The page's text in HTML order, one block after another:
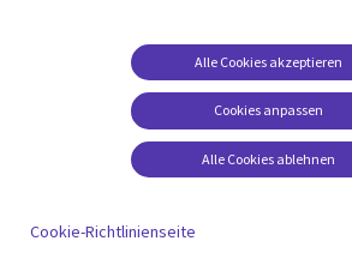
GERMANY
Cookies anpassen
Alle Cookies akzeptieren
Alle Cookies ablehnen
Cookie-Richtlinienseite